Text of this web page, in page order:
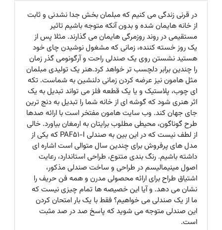
در قرنی زندگی می کنیم که مبلمان بخش جدا نشدنی و ثابت
از خانه هایمان شده و بدون آنکه متوجه باشیم تاثیر
مستقیمی در روند روزمرگی هایمان می گذارند. مثلا پس از
یک روز خسته کننده، زمانی که مشغول نوشیدن چای خود
هستید نشستن روی یک صندلی راحت و آرگونومی گذر زمان
را چندین برابر دلچسب تر خواهد کرد.هنر یک تولیدی مبلمان
مثل هامون نیز عرضه کردن زمانی دلنشین به شماست. تکه
ای چوب، پلاستیک و یا یک قطعه فلز می تواند تبدیل به یک
اثر هنری شود که گوشه ای از خانه شما را تبدیل به دنج ترین
جای جهان کند. وب سایت هامون مفتخر است با ارائه صدها
طرح گوناگون، محیطی مطلوب برایتان به ارمغان بیاورد. خالی
از لطف نیست که در این بین به صندلی PAF51-I که یکی از
مدل های پرفروش برای چندین سال متوالی است اشاره ای
داشته باشیم. رنگ بندی متنوع، طراحی استاندارد، رعایت
اصول مینیمالیسم در طراحی و ساخت صندلی مذکور،
اشتیاق طراح برای ارائه محصولی مدرن و همه فن حریف را
نشان می دهد. و آیا این خصیصه ها تمام چیزی نیست که
ما از یک صندلی می خواهیم؟ فقط با یک بار امتحان کردن
این صندلی متوجه می شوید که پاسخ صد در صد مثبت
است.